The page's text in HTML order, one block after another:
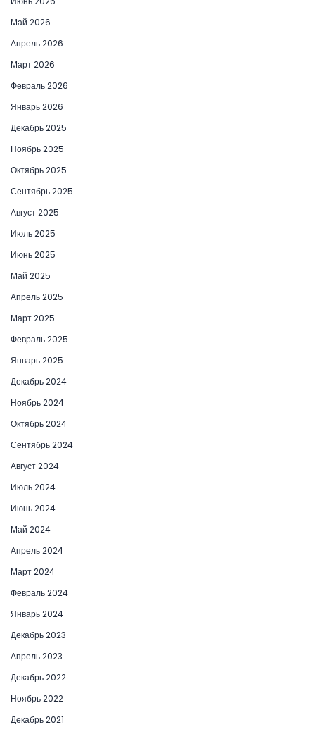
Май 2026
Апрель 2026
Март 2026
Февраль 2026
Январь 2026
Декабрь 2025
Ноябрь 2025
Октябрь 2025
Сентябрь 2025
Август 2025
Июль 2025
Июнь 2025
Май 2025
Апрель 2025
Март 2025
Февраль 2025
Январь 2025
Декабрь 2024
Ноябрь 2024
Октябрь 2024
Сентябрь 2024
Август 2024
Июль 2024
Июнь 2024
Май 2024
Апрель 2024
Март 2024
Февраль 2024
Январь 2024
Декабрь 2023
Апрель 2023
Декабрь 2022
Ноябрь 2022
Декабрь 2021